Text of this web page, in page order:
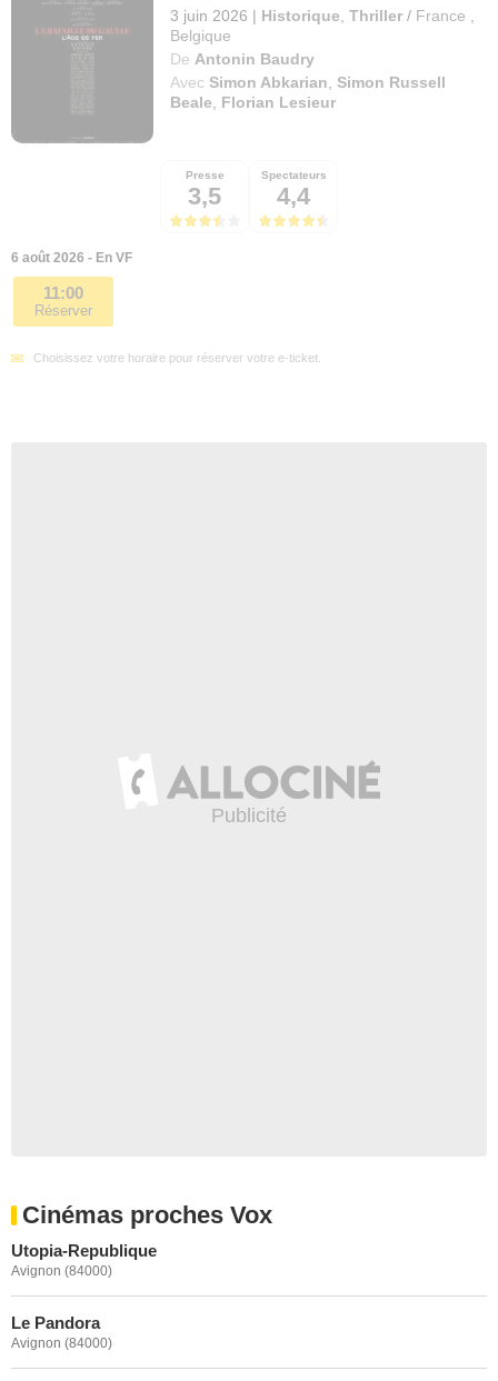
3 juin 2026 | Historique ,Thriller / France
Belgique
De Antonin Baudry
Avec Simon Abkarian ,Simon Russell
Beale
Florian Lesieur
Presse
3,5
Spectateurs
4,4
6 août 2026 - En VF
11:00
Réserver
Choisissez votre horaire pour réserver votre e-ticket.
Cinémas proches Vox
Utopia-Republique
Avignon (84000)
Le Pandora
Avignon (84000)